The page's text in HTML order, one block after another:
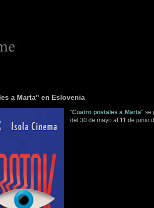
a Marta" en Eslovenia
"Cuatro postales a Marta" se
del 30 de mayo al 11 de junio